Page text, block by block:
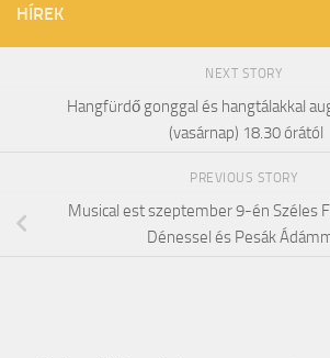
HÍREK
NEXT STORY
Hangfürdő gonggal és hangtálakkal
(vasárnap) 18.30 órától
PREVIOUS STORY
Musical est szeptember 9-én Széles
Dénessel és Pesák